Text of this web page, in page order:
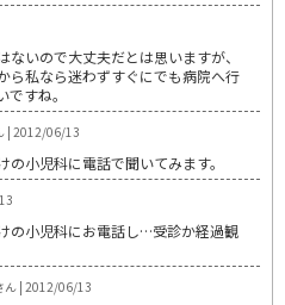
いので大丈夫だとは思いますが、
ら私なら迷わずすぐにでも病院へ行
すね。
| 2012/06/13
小児科に電話で聞いてみます。
の小児科にお電話し…受診か経過観
ん | 2012/06/13